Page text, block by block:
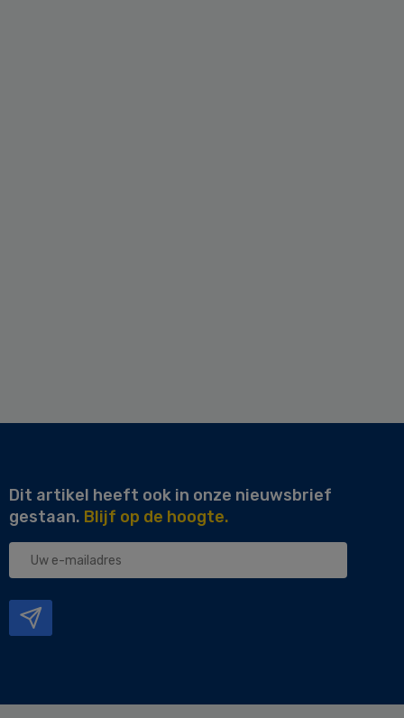
Dit artikel heeft ook in onze nieuwsbrief
gestaan. Blijf op de hoogte.
Uw